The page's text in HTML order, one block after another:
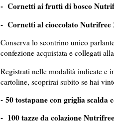
- Cornetti ai frutti di bosco
- Cornetti al cioccolato Nutrifree
Conserva lo scontrino unico
confezione acquistata e collegati
Registrati nelle modalità indicate e
cartoline, scoprirai subito se hai
- 50 tostapane con griglia scalda
- 100 tazze da colazione